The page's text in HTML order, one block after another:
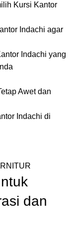
Kursi Kantor
Indachi agar
Indachi yang
Awet dan
Indachi di
dan